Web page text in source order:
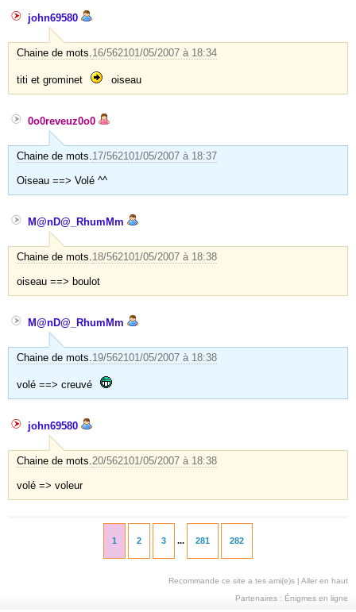
john69580
Chaine de mots.16/562101/05/2007 à 18:34
titi et grominet oiseau
0o0reveuz0o0
Chaine de mots.17/562101/05/2007 à 18:37
Oiseau ==> Volé ^^
M@nD@_RhumMm
Chaine de mots.18/562101/05/2007 à 18:38
oiseau ==> boulot
M@nD@_RhumMm
Chaine de mots.19/562101/05/2007 à 18:38
volé ==> creuvé
john69580
Chaine de mots.20/562101/05/2007 à 18:38
volé => voleur
1 2 3 ... 281 282
Recommande ce site a tes ami(e)s
Aller en haut
Partenaires : Énigmes en ligne